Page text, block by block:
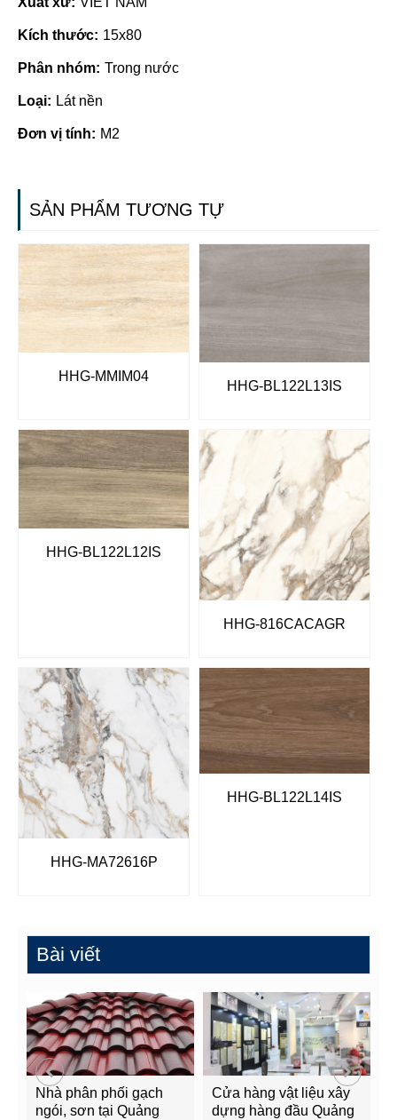
Kích thước: 15x80
Phân nhóm: Trong nước
Loại: Lát nền
Đơn vị tính: M2
SẢN PHẨM TƯƠNG TỰ
HHG-MMIM04
HHG-BL122L13IS
HHG-BL122L12IS
HHG-816CACAGR
HHG-MA72616P
HHG-BL122L14IS
Bài viết
Nhà phân phối gạch
ngói, sơn tại Quảng
Cửa hàng vật liệu xây
dựng hàng đầu Quảng